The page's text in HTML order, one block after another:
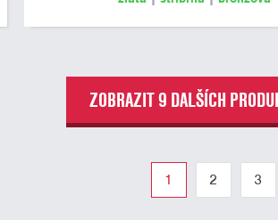
ZOBRAZIT 9 DALŠÍCH
1 2 3